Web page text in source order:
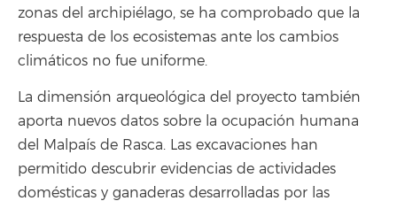
zonas del archipiélago, se ha comprobado que la
respuesta de los ecosistemas ante los cambios
climáticos no fue uniforme.
La dimensión arqueológica del proyecto también
aporta nuevos datos sobre la ocupación humana
del Malpaís de Rasca. Las excavaciones han
permitido descubrir evidencias de actividades
domésticas y ganaderas desarrolladas por las